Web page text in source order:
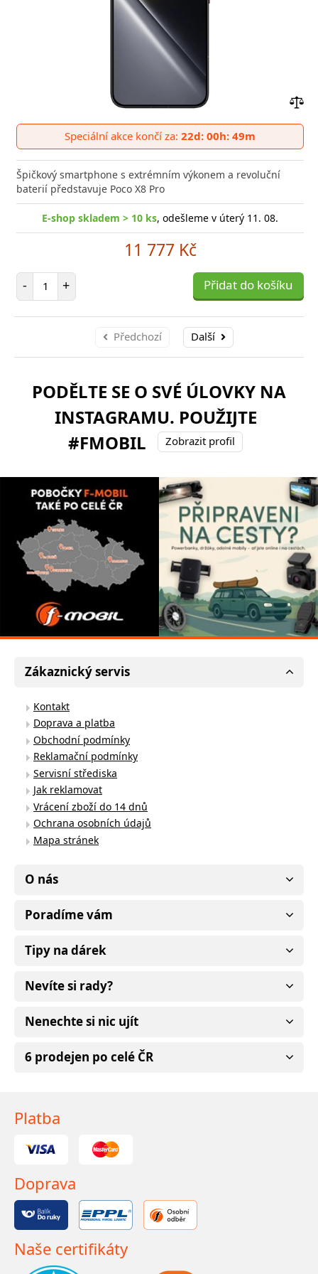
do
Speciální akce končí za: 22d: 00h: 49m
Špičkový smartphone s extrémním výkonem a revoluční
baterií představuje Poco X8 Pro
E-shop skladem > 10 ks, odešleme v úterý 11. 08.
11 777 Kč
- Počet položek
+ Přidat do košíku
Předchozí Další
PODĚLTE SE O SVÉ ÚLOVKY NA
INSTAGRAMU. POUŽIJTE
#FMOBIL
Zobrazit profil
Zákaznický servis
Kontakt
Doprava a platba
Obchodní podmínky
Reklamační podmínky
Servisní střediska
Jak reklamovat
Vrácení zboží do 14 dnů
Ochrana osobních údajů
Mapa stránek
O nás
Poradíme vám
Tipy na dárek
Nevíte si rady?
Nenechte si nic ujít
6 prodejen po celé ČR
Platba
Doprava
Naše certifikáty